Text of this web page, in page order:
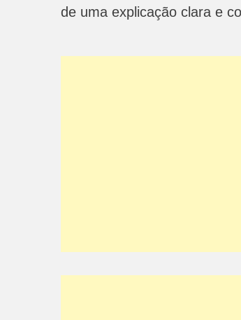
de uma explicação clara e